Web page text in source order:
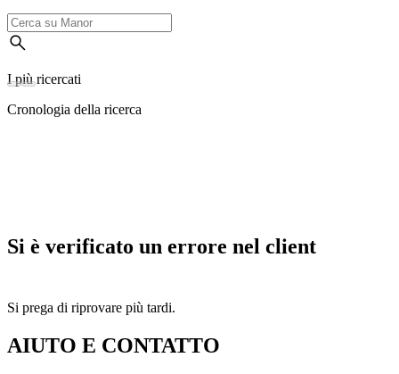
I più ricercati
Cronologia della ricerca
Si è verificato un errore nel client
Si prega di riprovare più tardi.
AIUTO E CONTATTO